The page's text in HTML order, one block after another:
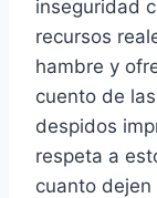
inseguridad
recursos
hambre y
cuento de
despidos
respeta a
cuanto